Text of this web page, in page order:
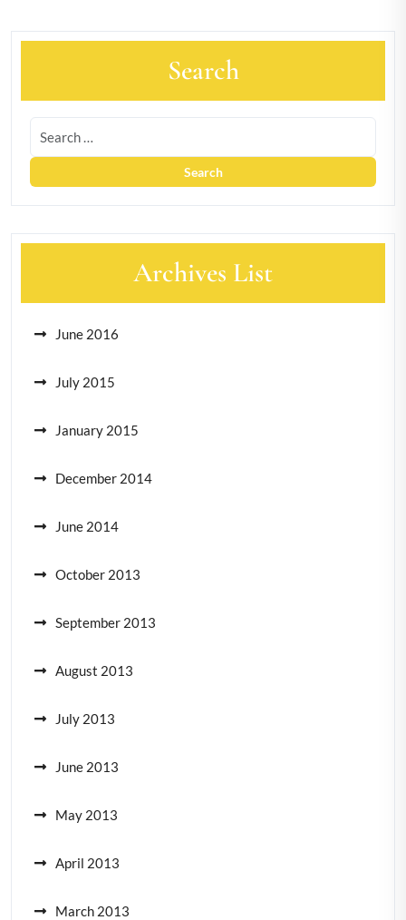
Search
Archives List
June 2016
July 2015
January 2015
December 2014
June 2014
October 2013
September 2013
August 2013
July 2013
June 2013
May 2013
April 2013
March 2013